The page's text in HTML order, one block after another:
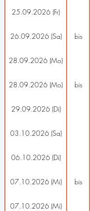
25.09.2026 (Fr)
26.09.2026 (Sa) bis
28.09.2026 (Mo)
28.09.2026 (Mo) bis
29.09.2026 (Di)
03.10.2026 (Sa)
06.10.2026 (Di)
07.10.2026 (Mi) bis
07.10.2026 (Mi)